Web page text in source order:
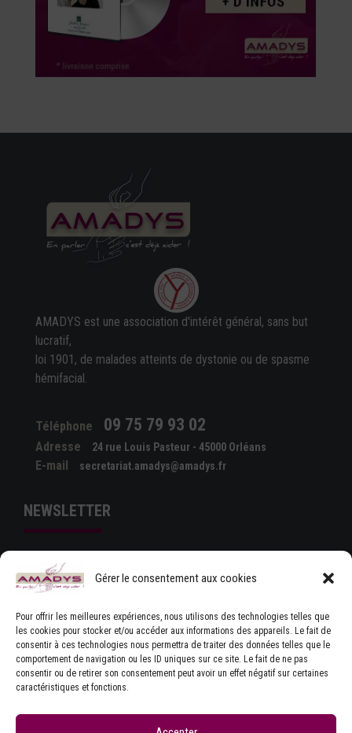
Gérer le consentement aux cookies
Pour offrir les meilleures expériences, nous utilisons des technologies telles que
les cookies pour stocker et/ou accéder aux informations des appareils. Le fait de
consentir à ces technologies nous permettra de traiter des données telles que le
comportement de navigation ou les ID uniques sur ce site. Le fait de ne pas
consentir ou de retirer son consentement peut avoir un effet négatif sur certaines
caractéristiques et fonctions.
AMADYS est une association d'intérêt général, sans but
lucratif,
loi 1901, de malades atteints de dystonie ou de spasme
hémifacial.
Téléphone 09 75 79 93 02
Adresse 24 rue Louis Pasteur - 45000 Orléans
E-mail secretariat.amadys@amadys.fr
NEWSLETTER
J'ACCEPTE LES CONDITIONS GÉNÉRALES
D'UTILISATION